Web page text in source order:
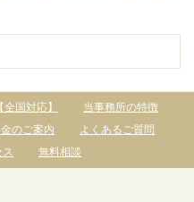
国対応】
当事務所の特徴
のご案内
よくあるご質問
ス
無料相談